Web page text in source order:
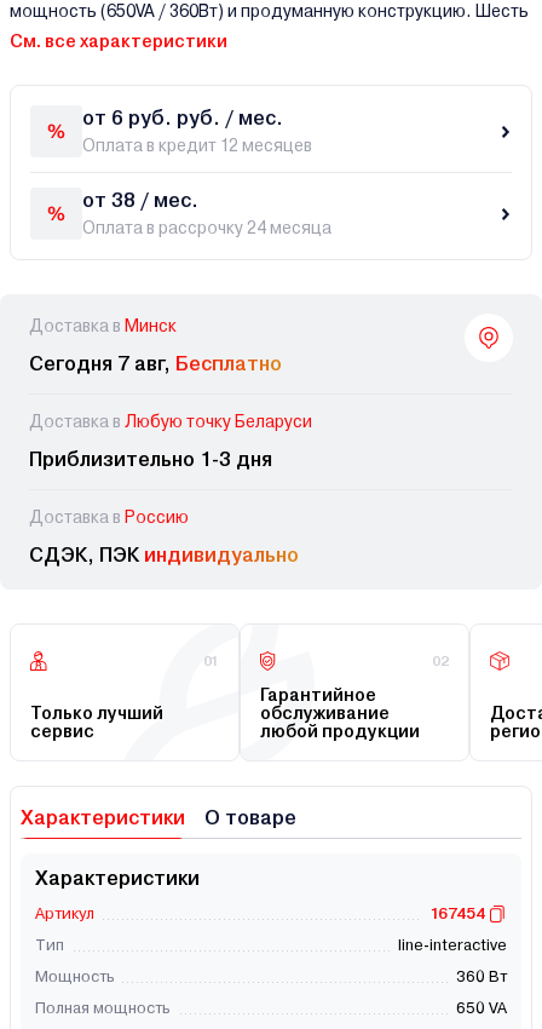
мощность (650VA / 360Вт) и продуманную конструкцию. Шесть
См. все характеристики
от 6 руб. руб. / мес.
Оплата в кредит 12 месяцев
от 38 / мес.
Оплата в рассрочку 24 месяца
Доставка в Минск
Сегодня 7 авг, Бесплатно
Доставка в Любую точку Беларуси
Приблизительно 1-3 дня
Доставка в Россию
СДЭК, ПЭК индивидуально
01
Только лучший
сервис
02
Гарантийное
обслуживание
любой продукции
Характеристики О товаре
Характеристики
Артикул
167454
Тип
line-interactive
Мощность
360 Вт
Полная мощность
650 VA